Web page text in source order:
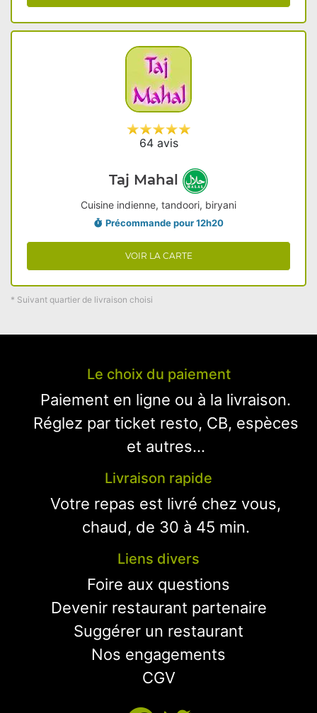
64 avis
Taj Mahal
Cuisine indienne, tandoori, biryani
Précommande pour 12h20
VOIR LA CARTE
* Suivant quartier de livraison choisi
Le choix du paiement
Paiement en ligne ou à la livraison.
Réglez par ticket resto, CB, espèces
et autres...
Livraison rapide
Votre repas est livré chez vous,
chaud, de 30 à 45 min.
Liens divers
Foire aux questions
Devenir restaurant partenaire
Suggérer un restaurant
Nos engagements
CGV